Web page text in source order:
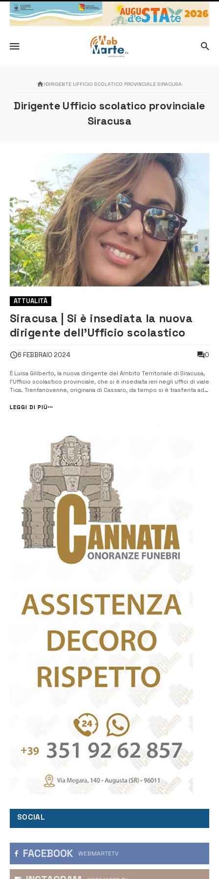
DIRIGENTE UFFICIO SCOLATICO PROVINCIALE SIRACUSA
Dirigente Ufficio scolatico provinciale
Siracusa
ATTUALITÀ
Siracusa | Si è insediata la nuova
dirigente dell’Ufficio scolastico
6 FEBBRAIO 2024 0
È Luisa Giliberto, la nuova dirigente del Ambito Territoriale di Siracusa,
l’Ufficio scolastico provinciale, che si è insediata ieri negli uffici di viale
Tica. Trentanovenne, originaria di Cassaro, da tempo si è trasferita ad
diretto l’ufficio per due anni, e che alla scadenza ...
LEGGI DI PIÙ
SOCIAL
FACEBOOK WEBMARTETV